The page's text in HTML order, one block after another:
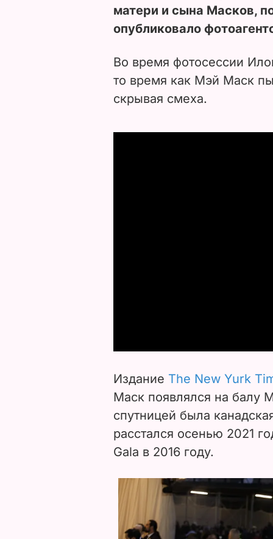
матери и сына Масков,
опубликовало
Во время фотосессии
то время как Мэй Маск
скрывая смеха.
Издание The New Yurk
Маск появлялся на балу
спутницей была
расстался осенью 2021
Gala в 2016 году.